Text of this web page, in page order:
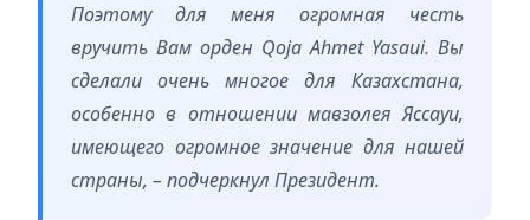
Поэтому для меня огромная честь
вручить Вам орден Qoja Ahmet Yasaui. Вы
сделали очень многое для Казахстана,
особенно в отношении мавзолея Яссауи,
имеющего огромное значение для нашей
страны, – подчеркнул Президент.